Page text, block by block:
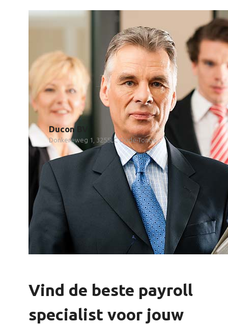
Ducon BV
Donkereweg 1, 3255LC Oude-Tonge
Vind de beste payroll
specialist voor jouw